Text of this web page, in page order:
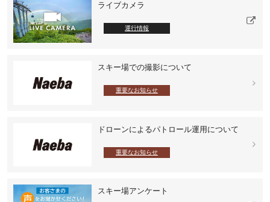
ライブカメラ
運行情報
スキー場での撮影について
重要なお知らせ
ドローンによるパトロール運用について
重要なお知らせ
スキー場アンケート